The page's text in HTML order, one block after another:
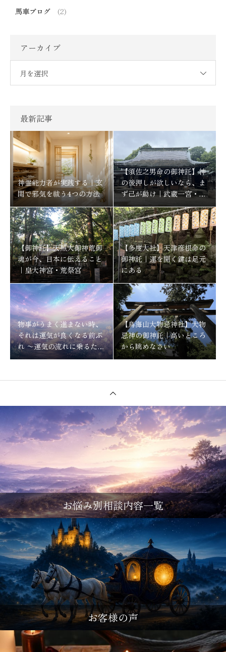
馬車ブログ (2)
アーカイブ
月を選択
最新記事
神霊能力者が実践する｜玄
関で邪気を祓う4つの方法
【須佐之男命の御神託】神
の後押しが欲しいなら、ま
ず己が動け｜武蔵一宮・氷
川神社
【御神託】天照大御神荒御
魂が今、日本に伝えること
｜皇大神宮・荒祭宮
【多度大社】天津彦根命の
御神託｜運を開く鍵は足元
にある
物事がうまく進まない時、
それは運気が良くなる前ぶ
れ 〜運気の流れに乗るため
にする事〜
【鳥海山大物忌神社】大物
忌神の御神託｜高いところ
から眺めなさい
お悩み別相談内容一覧
お客様の声